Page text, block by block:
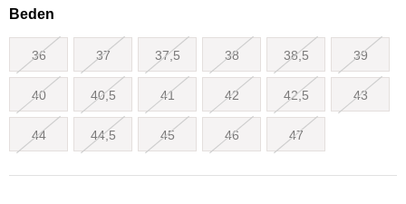
Beden
36 37 37,5 38 38,5 39
40 40,5 41 42 42,5 43
44 44,5 45 46 47